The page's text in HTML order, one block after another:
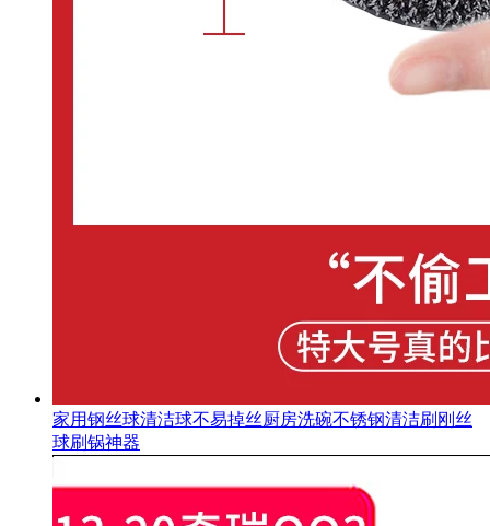
家用钢丝球清洁球不易掉丝厨房洗碗不锈钢清洁刷刚丝
球刷锅神器